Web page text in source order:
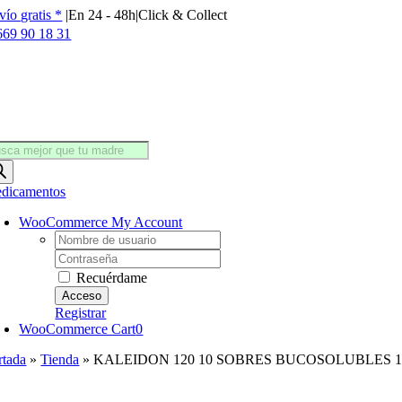
Saltar
al
gratis * |En 24 - 48h|Click & Collect
90 18 31
WooCommerce My Account
Username:
Password:
Recuérdame
Registrar
WooCommerce Cart0
»Tienda »KALEIDON 120 10 SOBRES BUCOSOLUBLES